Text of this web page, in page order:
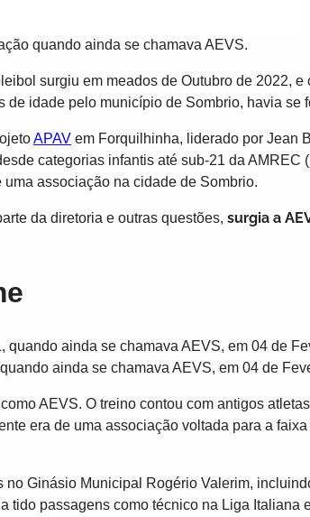
quando ainda se chamava AEVS.
surgiu em meados de Outubro de 2022,
idade pelo município de Sombrio, havia se
APAV em Forquilhinha, liderado por Jean
categorias infantis até sub-21 da
associação na cidade de Sombrio.
da diretoria e outras questões, surgia a
ainda se chamava AEVS, em 04 de
AEVS. O treino contou com antigos
era de uma associação voltada para a
Ginásio Municipal Rogério Valerim,
passagens como técnico na Liga Italiana